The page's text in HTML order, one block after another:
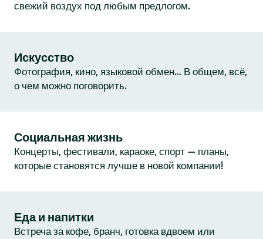
свежий воздух под любым предлогом.
Искусство
Фотография, кино, языковой обмен… В общем, всё,
о чем можно поговорить.
Социальная жизнь
Концерты, фестивали, караоке, спорт — планы,
которые становятся лучше в новой компании!
Еда и напитки
Встреча за кофе, бранч, готовка вдвоем или